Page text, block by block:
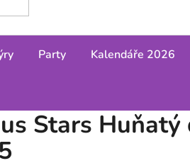
Party Kalendáře 2026
Stars Huňatý